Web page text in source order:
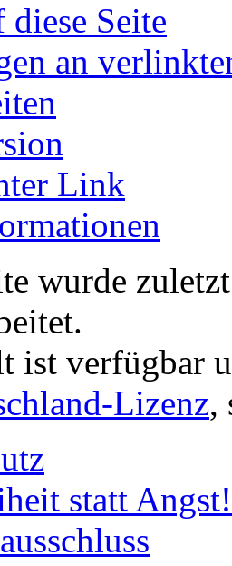
Seite
an
Link
wurde
ist verfügbar
Lizenz,
statt Angst!